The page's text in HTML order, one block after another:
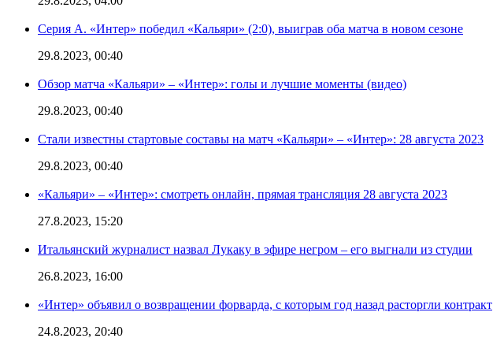
Серия А. «Интер» победил «Кальяри» (2:0), выиграв оба матча в новом сезоне
29.8.2023, 00:40
Обзор матча «Кальяри» – «Интер»: голы и лучшие моменты (видео)
29.8.2023, 00:40
Стали известны стартовые составы на матч «Кальяри» – «Интер»: 28 августа 2023
29.8.2023, 00:40
«Кальяри» – «Интер»: смотреть онлайн, прямая трансляция 28 августа 2023
27.8.2023, 15:20
Итальянский журналист назвал Лукаку в эфире негром – его выгнали из студии
26.8.2023, 16:00
«Интер» объявил о возвращении форварда, с которым год назад расторгли контракт
24.8.2023, 20:40